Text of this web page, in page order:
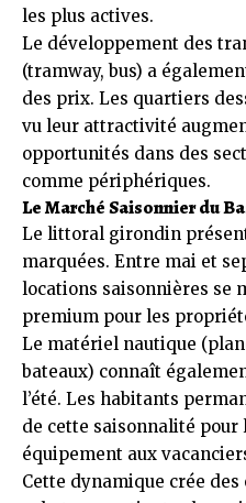
les plus actives.
Le développement des
(tramway, bus) a
des prix. Les quartiers
vu leur attractivité
opportunités dans des
comme périphériques.
Le Marché Saisonnier du
Le littoral girondin
marquées. Entre mai et
locations saisonnières se
premium pour les
Le matériel nautique
bateaux) connaît
l’été. Les habitants
de cette saisonnalité pour
équipement aux
Cette dynamique crée